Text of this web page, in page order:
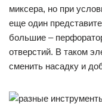
миксера, но при
еще один
большие –
отверстий. В таком
сменить насадку и